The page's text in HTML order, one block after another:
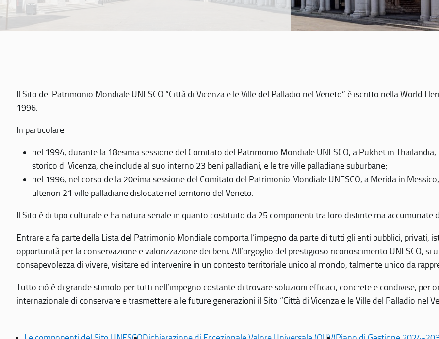
Il Sito del Patrimonio Mondiale UNESCO “Città di Vicenza e le Ville del Palladio nel Veneto” è iscritto nella World
1996.
In particolare:
nel 1994, durante la 18esima sessione del Comitato del Patrimonio Mondiale UNESCO, a Pukhet in
storico di Vicenza, che include al suo interno 23 beni palladiani, e le tre ville palladiane suburbane;
nel 1996, nel corso della 20eima sessione del Comitato del Patrimonio Mondiale UNESCO, a Merida in
ulteriori 21 ville palladiane dislocate nel territorio del Veneto.
Il Sito è di tipo culturale e ha natura seriale in quanto costituito da 25 componenti tra loro distinte ma accumunate
Entrare a fa parte della Lista del Patrimonio Mondiale comporta l’impegno da parte di tutti gli enti pubblici, privati,
opportunità per la conservazione e valorizzazione dei beni. All’orgoglio del prestigioso riconoscimento UNESCO,
consapevolezza di vivere, visitare ed intervenire in un contesto territoriale unico al mondo, talmente unico da
Tutto ciò è di grande stimolo per tutti nell’impegno costante di trovare soluzioni efficaci, concrete e condivise, per
internazionale di conservare e trasmettere alle future generazioni il Sito “Città di Vicenza e le Ville del Palladio nel